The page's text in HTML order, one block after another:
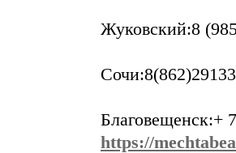
Жуковский:8
Благовещенск:+
https://